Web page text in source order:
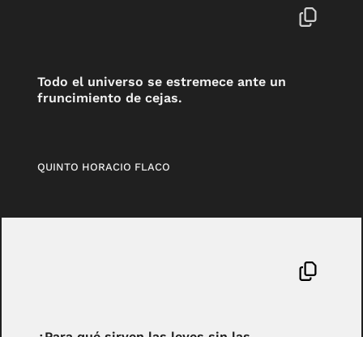
Todo el universo se estremece ante un
fruncimiento de cejas.
QUINTO HORACIO FLACO